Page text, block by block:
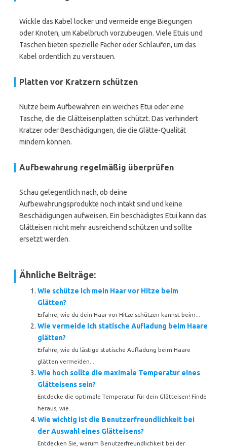
Wickle das Kabel locker und vermeide enge Biegungen
oder Knoten, um Kabelbruch vorzubeugen. Viele Etuis und
Taschen bieten spezielle Fächer oder Schlaufen, um das
Kabel ordentlich zu verstauen.
Platten vor Kratzern schützen
Nutze beim Aufbewahren ein weiches Etui oder eine
Tasche, die die Glätteisenplatten schützt. Das verhindert
Kratzer oder Beschädigungen, die die Glätte-Qualität
mindern können.
Aufbewahrung regelmäßig überprüfen
Schau gelegentlich nach, ob deine
Aufbewahrungsprodukte noch intakt sind und keine
Beschädigungen aufweisen. Ein beschädigtes Etui kann das
Glätteisen nicht mehr ausreichend schützen und sollte
ersetzt werden.
Ähnliche Beiträge:
Wie schütze ich mein Haar vor Hitze beim
Glätten?
Erfahre, wie du dein Haar vor Hitze schützen kannst beim...
Wie vermeide ich statische Aufladung beim Haare
glätten?
Erfahre, wie du lästige statische Aufladung beim Haare
glätten vermeiden...
Wie hoch sollte die maximale Temperatur eines
Glätteisens sein?
Entdecke die optimale Temperatur für dein Glätteisen! Finde
heraus, wie...
Wie wichtig ist die Benutzerfreundlichkeit bei
der Auswahl eines Glätteisens?
Entdecken Sie, warum Benutzerfreundlichkeit bei der